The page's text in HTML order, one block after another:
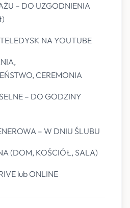
– DO UZGODNIENIA
NA YOUTUBE
CEREMONIA
– DO GODZINY
– W DNIU ŚLUBU
(DOM, KOŚCIÓŁ, SALA)
lub ONLINE